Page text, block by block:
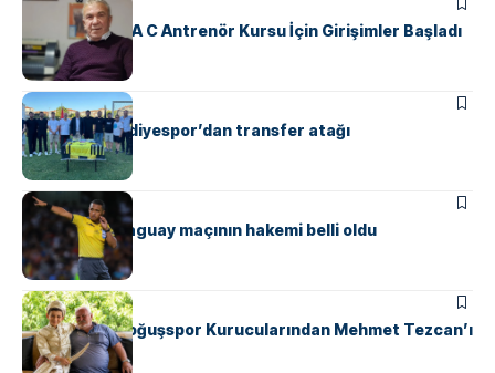
SPOR
Yalova’da UEFA C Antrenör Kursu İçin Girişimler Başladı
ÇINARCIKSPOR
Çınarcık Belediyespor’dan transfer atağı
SPOR
Türkiye – Paraguay maçının hakemi belli oldu
SPOR
Safranyolu Doğuşspor Kurucularından Mehmet Tezcan’ı
Unutmadı